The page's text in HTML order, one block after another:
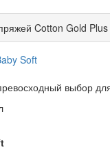
Cotton Gold Plus
выбор